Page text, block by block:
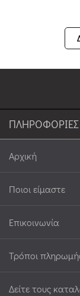
ΠΛΗΡΟΦΟΡΙΕΣ
Αρχική
Ποιοι είμαστε
Επικοινωνία
Τρόποι
Δείτε τους